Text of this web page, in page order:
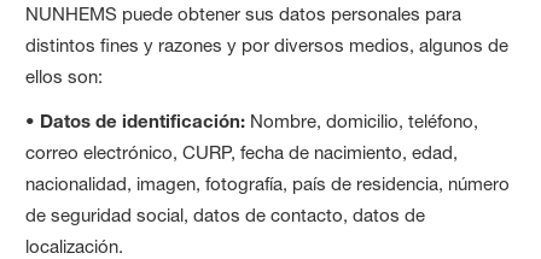
NUNHEMS puede obtener sus datos personales para
distintos fines y razones y por diversos medios, algunos de
ellos son:
• Datos de identificación: Nombre, domicilio, teléfono,
correo electrónico, CURP, fecha de nacimiento, edad,
nacionalidad, imagen, fotografía, país de residencia, número
de seguridad social, datos de contacto, datos de
localización.